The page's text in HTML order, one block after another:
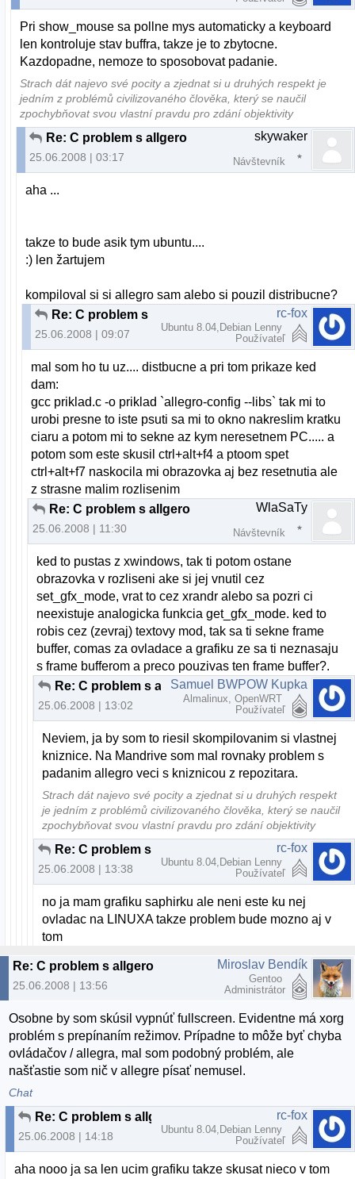
Pri show_mouse sa pollne mys automaticky a keyboard
len kontroluje stav buffra, takze je to zbytocne.
Kazdopadne, nemoze to sposobovat padanie.
Strach dát najevo své pocity a zjednat si u druhých respekt je
jedním z problémů civilizovaného člověka, který se naučil
zpochybňovat svou vlastní pravdu pro zdání objektivity
Re: C problem s allgero
25.06.2008 | 03:17
skywaker
Návštevník
aha ...
takze to bude asik tym ubuntu....
:) len žartujem
kompiloval si si allegro sam alebo si pouzil distribucne?
Re: C problem s allgero
25.06.2008 | 09:07
rc-fox
Ubuntu 8.04,Debian Lenny
Používateľ
mal som ho tu uz.... distbucne a pri tom prikaze ked
dam:
gcc priklad.c -o priklad `allegro-config --libs` tak mi to
urobi presne to iste psuti sa mi to okno nakreslim kratku
ciaru a potom mi to sekne az kym neresetnem PC..... a
potom som este skusil ctrl+alt+f4 a ptoom spet
ctrl+alt+f7 naskocila mi obrazovka aj bez resetnutia ale
z strasne malim rozlisenim
Re: C problem s allgero
25.06.2008 | 11:30
WlaSaTy
Návštevník
ked to pustas z xwindows, tak ti potom ostane
obrazovka v rozliseni ake si jej vnutil cez
set_gfx_mode, vrat to cez xrandr alebo sa pozri ci
neexistuje analogicka funkcia get_gfx_mode. ked to
robis cez (zevraj) textovy mod, tak sa ti sekne frame
buffer, comas za ovladace a grafiku ze sa ti neznasaju
s frame bufferom a preco pouzivas ten frame buffer?.
Re: C problem s allgero
25.06.2008 | 13:02
Samuel BWPOW Kupka
Almalinux, OpenWRT
Používateľ
Neviem, ja by som to riesil skompilovanim si vlastnej
kniznice. Na Mandrive som mal rovnaky problem s
padanim allegro veci s kniznicou z repozitara.
Strach dát najevo své pocity a zjednat si u druhých respekt
je jedním z problémů civilizovaného člověka, který se naučil
zpochybňovat svou vlastní pravdu pro zdání objektivity
Re: C problem s allgero
25.06.2008 | 13:38
rc-fox
Ubuntu 8.04,Debian Lenny
Používateľ
no ja mam grafiku saphirku ale neni este ku nej
ovladac na LINUXA takze problem bude mozno aj v
tom
Re: C problem s allgero
25.06.2008 | 13:56
Miroslav Bendík
Gentoo
Administrátor
Osobne by som skúsil vypnúť fullscreen. Evidentne má xorg
problém s prepínaním režimov. Prípadne to môže byť chyba
ovládačov / allegra, mal som podobný problém, ale
našťastie som nič v allegre písať nemusel.
Chat
Re: C problem s allgero
25.06.2008 | 14:18
rc-fox
Ubuntu 8.04,Debian Lenny
Používateľ
aha nooo ja sa len ucim grafiku takze skusat nieco v tom